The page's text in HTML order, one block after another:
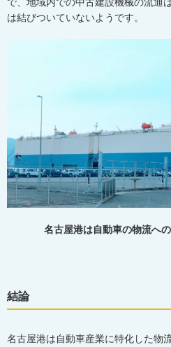
で、地域内での中古建設機械の流通
は結びついていないようです。
名古屋港は自動車の物流へ
結論
名古屋港は自動車産業に特化した物